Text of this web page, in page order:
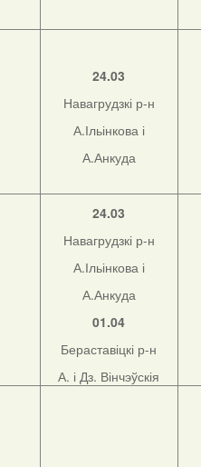
24.03
Навагрудзкі р-н
А.Ільінкова і
А.Анкуда
24.03
Навагрудзкі р-н
А.Ільінкова і
А.Анкуда
01.04
Бераставіцкі р-н
А. і Дз. Вінчэўскія